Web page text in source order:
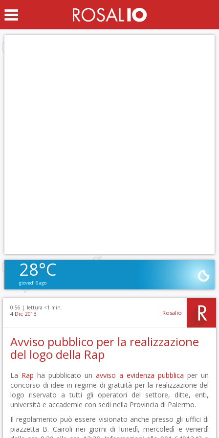
28°C
giovedì 6 ago
0:56 | lettura <1 min.
4 Dic 2013 Rosalio
Avviso pubblico per la realizzazione
del logo della Rap
La Rap ha pubblicato un avviso a evidenza pubblica per un
concorso di idee in regime di gratuità per la realizzazione del
logo riservato a tutti gli operatori del settore, ditte, enti,
università e accademie con sedi nella Provincia di Palermo.
Il regolamento può essere visionato anche presso gli uffici di
piazzetta B. Cairoli nei giorni di lunedì, mercoledì e venerdì